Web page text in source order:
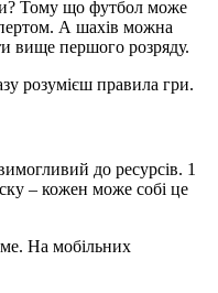
Тому що футбол може
А шахів можна
вище першого розряду.
розумієш правила гри.
до ресурсів. 1
– кожен може собі це
На мобільних